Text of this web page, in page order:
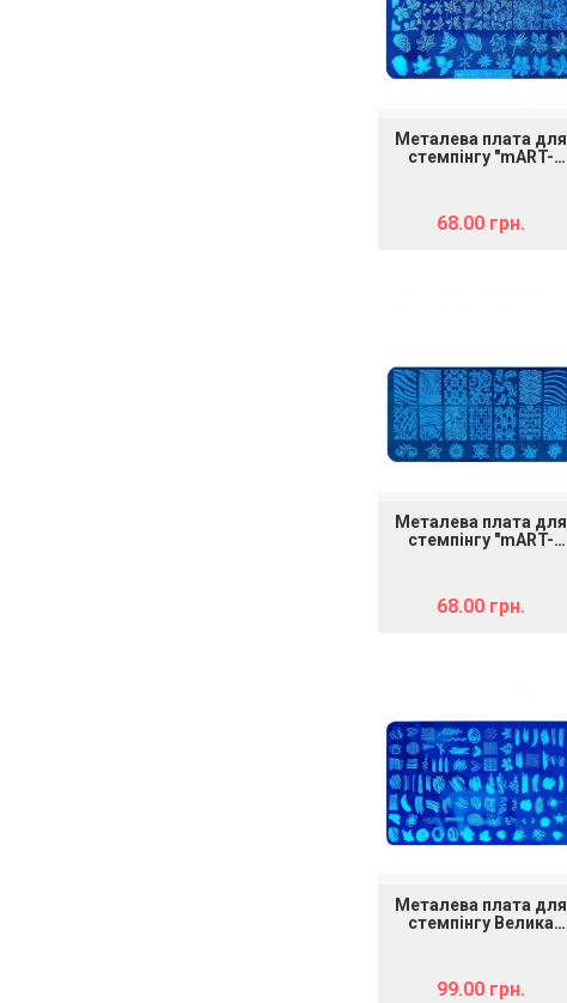
Металева плата для
стемпінгу "mART-
68.00 грн.
Металева плата для
стемпінгу "mART-
68.00 грн.
Металева плата для
стемпінгу Велика
99.00 грн.